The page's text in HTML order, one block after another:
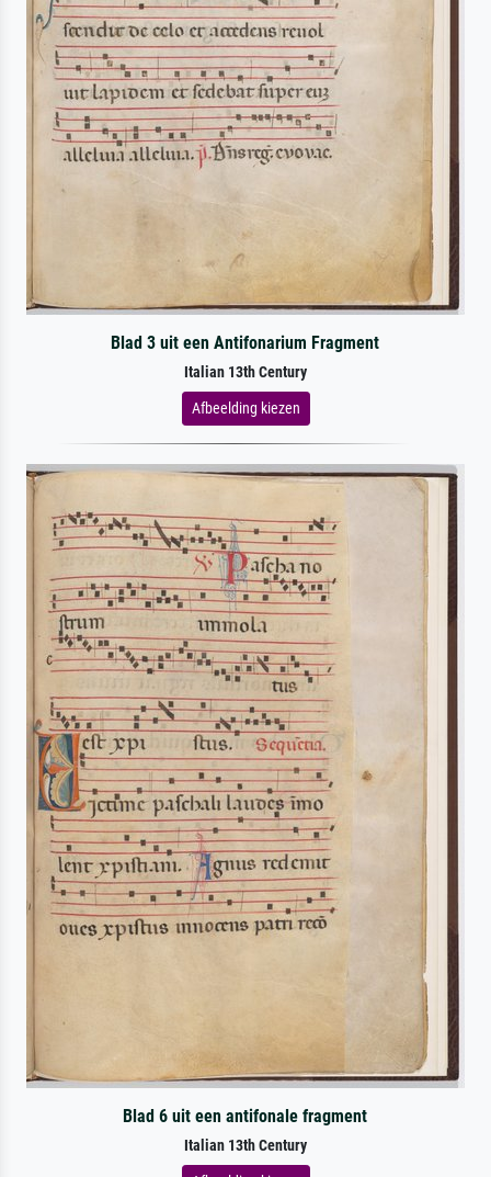
Blad 3 uit een Antifonarium Fragment
Italian 13th Century
Afbeelding kiezen
Blad 6 uit een antifonale fragment
Italian 13th Century